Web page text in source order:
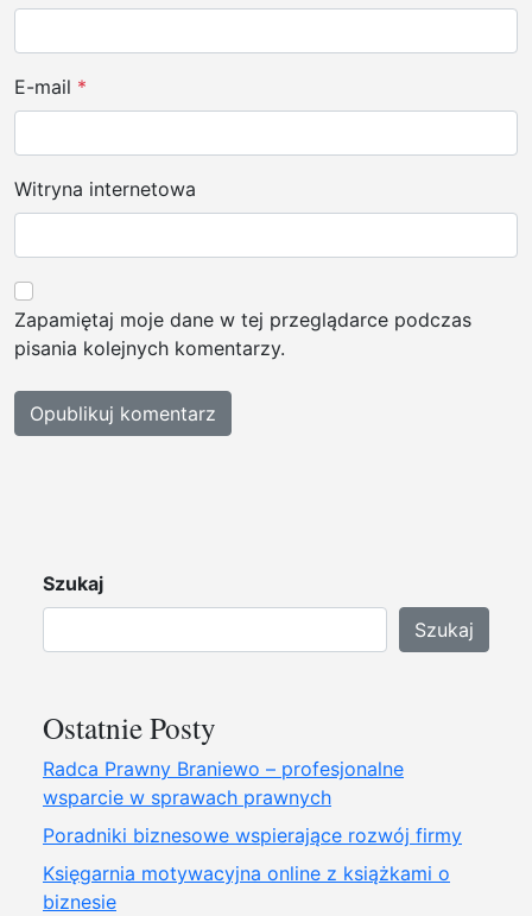
E-mail *
Witryna internetowa
Zapamiętaj moje dane w tej przeglądarce podczas
pisania kolejnych komentarzy.
Szukaj
Szukaj
Ostatnie Posty
Radca Prawny Braniewo – profesjonalne
wsparcie w sprawach prawnych
Poradniki biznesowe wspierające rozwój firmy
Księgarnia motywacyjna online z książkami o
biznesie